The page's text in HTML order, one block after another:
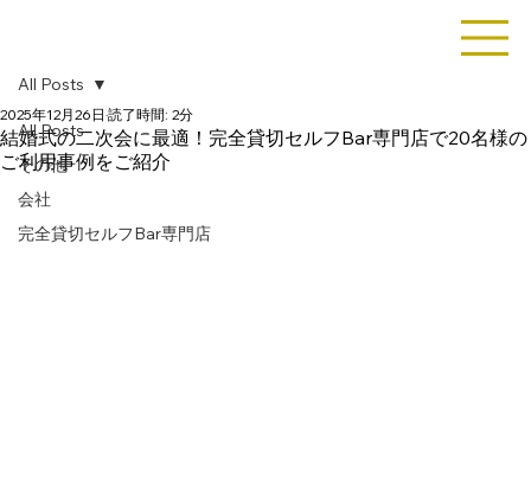
All Posts
その他
会社
完全貸切セルフBar専門店
All Posts
結婚式の二次会に最適！完全貸切セルフBar専門店で20名様の
ご利用事例をご紹介
2025年12月26日 読了時間: 2分